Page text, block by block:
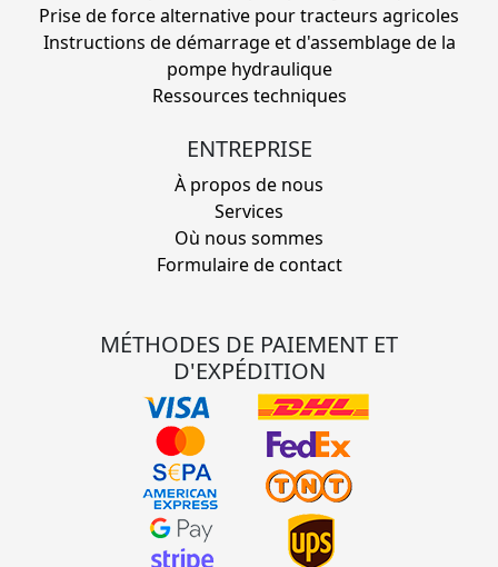
Prise de force alternative pour tracteurs agricoles
Instructions de démarrage et d'assemblage de la
pompe hydraulique
Ressources techniques
ENTREPRISE
À propos de nous
Services
Où nous sommes
Formulaire de contact
MÉTHODES DE PAIEMENT ET
D'EXPÉDITION